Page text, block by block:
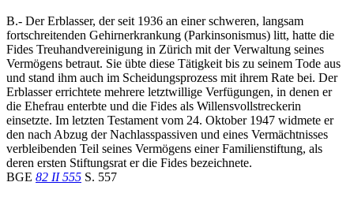
B.- Der Erblasser, der seit 1936 an einer schweren, langsam
fortschreitenden Gehirnerkrankung (Parkinsonismus) litt, hatte die
Fides Treuhandvereinigung in Zürich mit der Verwaltung seines
Vermögens betraut. Sie übte diese Tätigkeit bis zu seinem Tode aus
und stand ihm auch im Scheidungsprozess mit ihrem Rate bei. Der
Erblasser errichtete mehrere letztwillige Verfügungen, in denen er
die Ehefrau enterbte und die Fides als Willensvollstreckerin
einsetzte. Im letzten Testament vom 24. Oktober 1947 widmete er
den nach Abzug der Nachlasspassiven und eines Vermächtnisses
verbleibenden Teil seines Vermögens einer Familienstiftung, als
deren ersten Stiftungsrat er die Fides bezeichnete.
BGE 82 II 555 S. 557